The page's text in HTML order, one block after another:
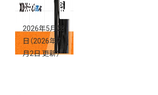
2026年5月28
日 （2026年7
月2日 更新）